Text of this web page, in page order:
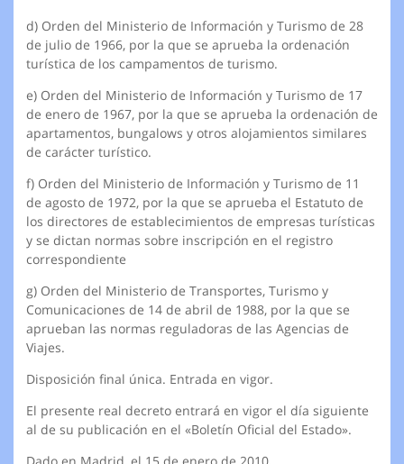
d) Orden del Ministerio de Información y Turismo de 28
de julio de 1966, por la que se aprueba la ordenación
turística de los campamentos de turismo.
e) Orden del Ministerio de Información y Turismo de 17
de enero de 1967, por la que se aprueba la ordenación de
apartamentos, bungalows y otros alojamientos similares
de carácter turístico.
f) Orden del Ministerio de Información y Turismo de 11
de agosto de 1972, por la que se aprueba el Estatuto de
los directores de establecimientos de empresas turísticas
y se dictan normas sobre inscripción en el registro
correspondiente
g) Orden del Ministerio de Transportes, Turismo y
Comunicaciones de 14 de abril de 1988, por la que se
aprueban las normas reguladoras de las Agencias de
Viajes.
Disposición final única. Entrada en vigor.
El presente real decreto entrará en vigor el día siguiente
al de su publicación en el «Boletín Oficial del Estado».